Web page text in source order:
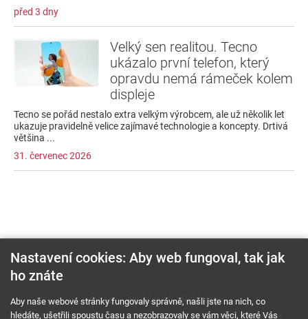
před 3 dny
Velký sen realitou. Tecno
ukázalo první telefon, který
opravdu nemá rámeček kolem
displeje
Tecno se pořád nestalo extra velkým výrobcem, ale už několik let
ukazuje pravidelně velice zajímavé technologie a koncepty. Drtivá
většina ...
31. červenec 2026
O nás RSS feed
Reklama
Podmínky použití a ochrana soukromí
Cookies Kariéra
Nastavení cookies: Aby web fungoval, tak jak
ho znáte
Aby naše webové stránky fungovaly správně, našli jste na nich, co
hledáte, ušetřili spoustu času a nezobrazovaly se vám věci, které Vás